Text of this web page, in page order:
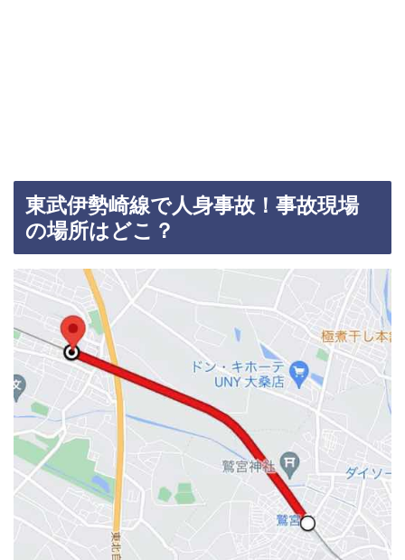
東武伊勢崎線で人身事故！事故現場
の場所はどこ？